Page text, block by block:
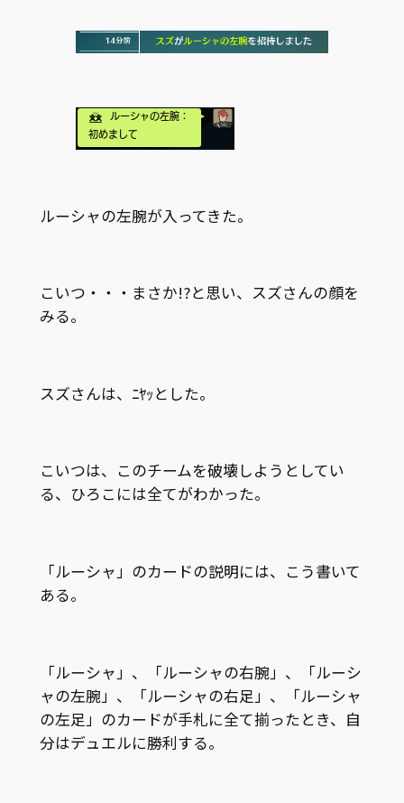
ルーシャの左腕が入ってきた。
こいつ・・・まさか!?と思い、スズさんの顔を
みる。
スズさんは、ﾆﾔｯとした。
こいつは、このチームを破壊しようとしてい
る、ひろこには全てがわかった。
「ルーシャ」のカードの説明には、こう書いて
ある。
「ルーシャ」、「ルーシャの右腕」、「ルーシ
ャの左腕」、「ルーシャの右足」、「ルーシャ
の左足」のカードが手札に全て揃ったとき、自
分はデュエルに勝利する。